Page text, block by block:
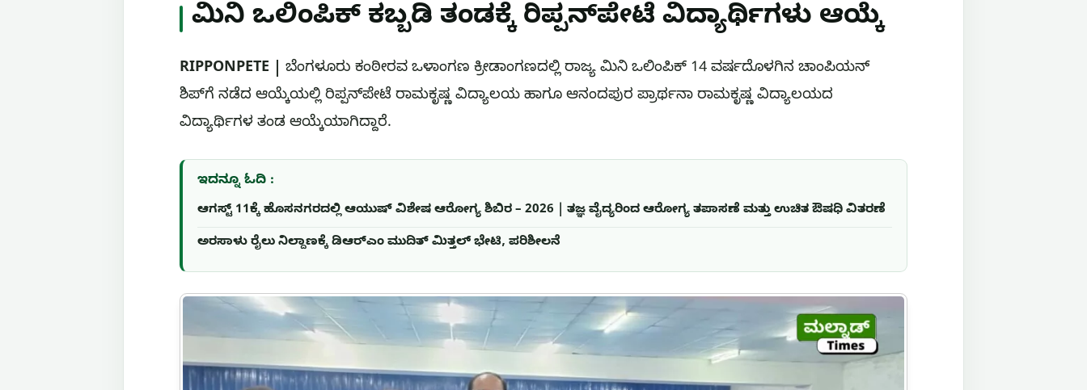
ಮಿನಿ ಒಲಿಂಪಿಕ್ ಕಬ್ಬಡಿ ತಂಡಕ್ಕೆ ರಿಪ್ಪನ್‌ಪೇಟೆ ವಿದ್ಯಾರ್ಥಿಗಳು ಆಯ್ಕೆ
RIPPONPETE | ಬೆಂಗಳೂರು ಕಂಠೀರವ ಒಳಾಂಗಣ ಕ್ರೀಡಾಂಗಣದಲ್ಲಿ ರಾಜ್ಯ ಮಿನಿ ಒಲಿಂಪಿಕ್ 14 ವರ್ಷದೊಳಗಿನ ಚಾಂಪಿಯನ್
ಶಿಪ್‌ಗೆ ನಡೆದ ಆಯ್ಕೆಯಲ್ಲಿ ರಿಪ್ಪನ್‌ಪೇಟೆ ರಾಮಕೃಷ್ಣ ವಿದ್ಯಾಲಯ ಹಾಗೂ ಆನಂದಪುರ ಪ್ರಾರ್ಥನಾ ರಾಮಕೃಷ್ಣ ವಿದ್ಯಾಲಯದ
ವಿದ್ಯಾರ್ಥಿಗಳ ತಂಡ ಆಯ್ಕೆಯಾಗಿದ್ದಾರೆ.
ಇದನ್ನೂ ಓದಿ :
ಆಗಸ್ಟ್ 11ಕ್ಕೆ ಹೊಸನಗರದಲ್ಲಿ ಆಯುಷ್ ವಿಶೇಷ ಆರೋಗ್ಯ ಶಿಬಿರ – 2026 | ತಜ್ಞ ವೈದ್ಯರಿಂದ ಆರೋಗ್ಯ ತಪಾಸಣೆ ಮತ್ತು ಉಚಿತ ಔಷಧಿ ವಿತರಣೆ
ಅರಸಾಳು ರೈಲು ನಿಲ್ದಾಣಕ್ಕೆ ಡಿಆರ್‌ಎಂ ಮುದಿತ್ ಮಿತ್ತಲ್ ಭೇಟಿ, ಪರಿಶೀಲನೆ